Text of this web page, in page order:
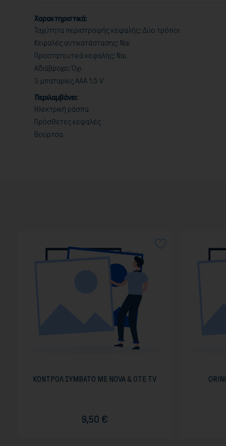
Χαρακτηριστικά:
Ταχύτητα περιστροφής κεφαλής: Δύο τρόποι
Κεφαλές αντικατάστασης: Ναι
Προστατευτικά κεφαλής: Ναι
Αδιάβροχο: Όχι
3 μπαταρίες ΑΑΑ 1.5 V
Περιλαμβάνει:
Ηλεκτρική ράσπα
Πρόσθετες κεφαλές
Βούρτσα
ΚΟΝΤΡΟΛ ΣΥΜΒΑΤΟ ΜΕ NOVA & OTE TV
9,50 €